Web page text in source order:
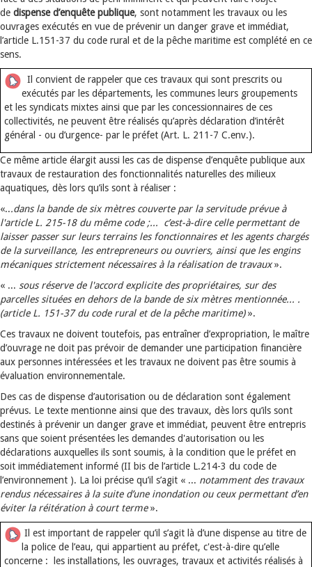
de dispense d’enquête publique, sont notamment les travaux ou les
ouvrages exécutés en vue de prévenir un danger grave et immédiat,
l’article L.151-37 du code rural et de la pêche maritime est complété en ce
sens.
Il convient de rappeler que ces travaux qui sont prescrits ou
exécutés par les départements, les communes leurs groupements
et les syndicats mixtes ainsi que par les concessionnaires de ces
collectivités, ne peuvent être réalisés qu’après déclaration d’intérêt
général - ou d’urgence- par le préfet (Art. L. 211-7 C.env.).
Ce même article élargit aussi les cas de dispense d’enquête publique aux
travaux de restauration des fonctionnalités naturelles des milieux
aquatiques, dès lors qu’ils sont à réaliser :
«...dans la bande de six mètres couverte par la servitude prévue à
l'article L. 215-18 du même code ;... c’est-à-dire celle permettant de
laisser passer sur leurs terrains les fonctionnaires et les agents chargés
de la surveillance, les entrepreneurs ou ouvriers, ainsi que les engins
mécaniques strictement nécessaires à la réalisation de travaux».
« ... sous réserve de l'accord explicite des propriétaires, sur des
parcelles situées en dehors de la bande de six mètres mentionnée... .
(article L. 151-37 du code rural et de la pêche maritime)».
Ces travaux ne doivent toutefois, pas entraîner d’expropriation, le maître
d’ouvrage ne doit pas prévoir de demander une participation financière
aux personnes intéressées et les travaux ne doivent pas être soumis à
évaluation environnementale.
Des cas de dispense d’autorisation ou de déclaration sont également
prévus. Le texte mentionne ainsi que des travaux, dès lors qu’ils sont
destinés à prévenir un danger grave et immédiat, peuvent être entrepris
sans que soient présentées les demandes d'autorisation ou les
déclarations auxquelles ils sont soumis, à la condition que le préfet en
soit immédiatement informé (II bis de l’article L.214-3 du code de
l’environnement ). La loi précise qu’il s’agit « ... notamment des travaux
rendus nécessaires à la suite d’une inondation ou ceux permettant d’en
éviter la réitération à court terme».
Il est important de rappeler qu’il s’agit là d’une dispense au titre de
la police de l’eau, qui appartient au préfet, c'est-à-dire qu’elle
concerne : les installations, les ouvrages, travaux et activités réalisés à